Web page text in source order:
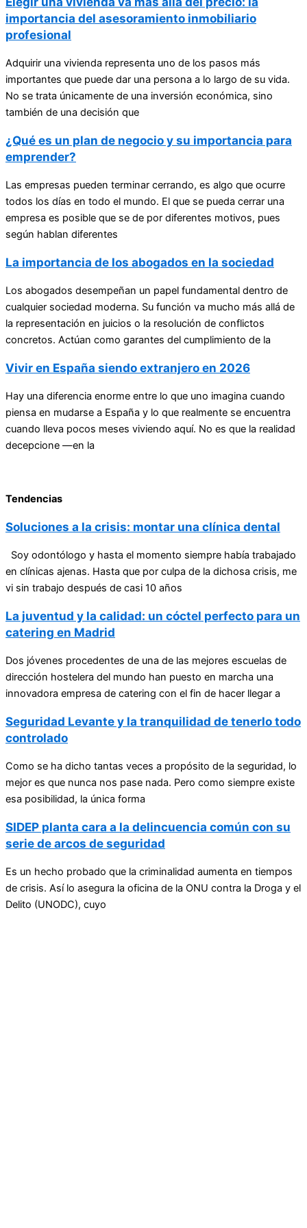
importancia del asesoramiento inmobiliario
profesional
Adquirir una vivienda representa uno de los pasos más
importantes que puede dar una persona a lo largo de su vida.
No se trata únicamente de una inversión económica, sino
también de una decisión que
¿Qué es un plan de negocio y su importancia para
emprender?
Las empresas pueden terminar cerrando, es algo que ocurre
todos los días en todo el mundo. El que se pueda cerrar una
empresa es posible que se de por diferentes motivos, pues
según hablan diferentes
La importancia de los abogados en la sociedad
Los abogados desempeñan un papel fundamental dentro de
cualquier sociedad moderna. Su función va mucho más allá de
la representación en juicios o la resolución de conflictos
concretos. Actúan como garantes del cumplimiento de la
Vivir en España siendo extranjero en 2026
Hay una diferencia enorme entre lo que uno imagina cuando
piensa en mudarse a España y lo que realmente se encuentra
cuando lleva pocos meses viviendo aquí. No es que la realidad
decepcione —en la
Tendencias
Soluciones a la crisis: montar una clínica dental
Soy odontólogo y hasta el momento siempre había trabajado
en clínicas ajenas. Hasta que por culpa de la dichosa crisis, me
vi sin trabajo después de casi 10 años
La juventud y la calidad: un cóctel perfecto para un
catering en Madrid
Dos jóvenes procedentes de una de las mejores escuelas de
dirección hostelera del mundo han puesto en marcha una
innovadora empresa de catering con el fin de hacer llegar a
Seguridad Levante y la tranquilidad de tenerlo todo
controlado
Como se ha dicho tantas veces a propósito de la seguridad, lo
mejor es que nunca nos pase nada. Pero como siempre existe
esa posibilidad, la única forma
SIDEP planta cara a la delincuencia común con su
serie de arcos de seguridad
Es un hecho probado que la criminalidad aumenta en tiempos
de crisis. Así lo asegura la oficina de la ONU contra la Droga y el
Delito (UNODC), cuyo